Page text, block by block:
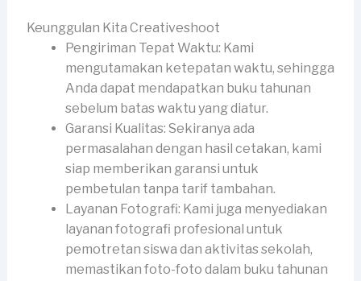
Keunggulan Kita Creativeshoot
Pengiriman Tepat Waktu: Kami
mengutamakan ketepatan waktu, sehingga
Anda dapat mendapatkan buku tahunan
sebelum batas waktu yang diatur.
Garansi Kualitas: Sekiranya ada
permasalahan dengan hasil cetakan, kami
siap memberikan garansi untuk
pembetulan tanpa tarif tambahan.
Layanan Fotografi: Kami juga menyediakan
layanan fotografi profesional untuk
pemotretan siswa dan aktivitas sekolah,
memastikan foto-foto dalam buku tahunan